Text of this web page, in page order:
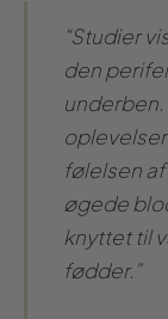
“Studier
den
følelsen
øgede
knyttet til
fødder.”